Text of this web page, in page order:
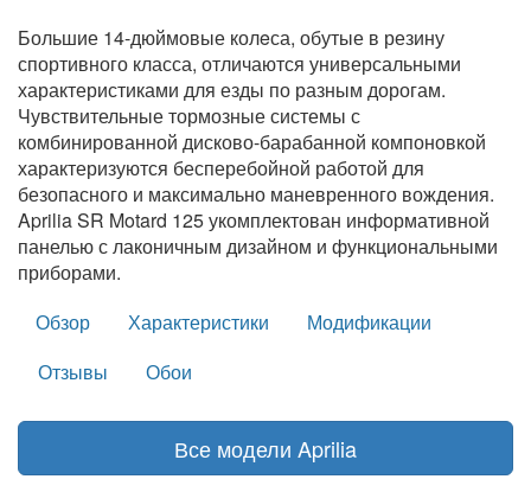
Большие 14-дюймовые колeса, обутые в резину
спортивного класса, отличаются универсальными
характеристиками для езды по разным дорогам.
Чувствительные тормозные системы с
комбинированной дисково-барабанной компоновкой
характеризуются бесперебойной работой для
безопасного и максимально маневренного вождения.
Aprilia SR Motard 125 укомплектован информативной
панелью с лаконичным дизайном и функциональными
приборами.
Обзор
Характеристики
Модификации
Отзывы
Обои
Все модели Aprilia